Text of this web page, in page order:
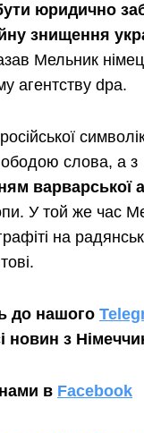
юридично
знищення
Мельник
агентству dpa.
слова, а з
варварської
У той же час
на
до нашого
новин з
в Facebook